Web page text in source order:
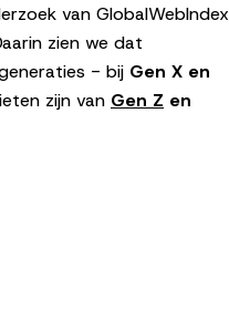
van GlobalWebIndex
zien we dat
- bij Gen X en
zijn van Gen Z en